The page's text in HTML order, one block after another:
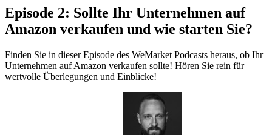
Episode 2: Sollte Ihr Unternehmen auf
Amazon verkaufen und wie starten Sie?
Finden Sie in dieser Episode des WeMarket Podcasts heraus, ob Ihr
Unternehmen auf Amazon verkaufen sollte! Hören Sie rein für
wertvolle Überlegungen und Einblicke!